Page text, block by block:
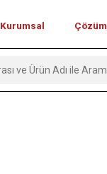
Kurumsal